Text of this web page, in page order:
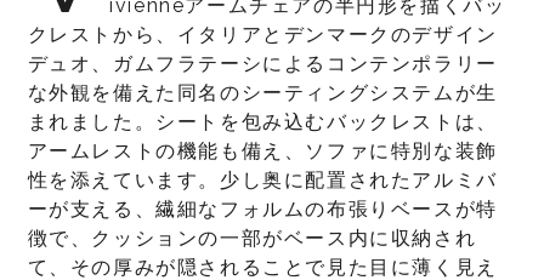
ivienneアームチェアの半円形を描くバッ
クレストから、イタリアとデンマークのデザイン
デュオ、ガムフラテーシによるコンテンポラリー
な外観を備えた同名のシーティングシステムが生
まれました。シートを包み込むバックレストは、
アームレストの機能も備え、ソファに特別な装飾
性を添えています。少し奥に配置されたアルミバ
ーが支える、繊細なフォルムの布張りベースが特
徴で、クッションの一部がベース内に収納され
て、その厚みが隠されることで見た目に薄く見え